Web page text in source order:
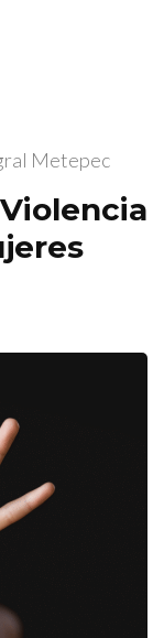
Metepec